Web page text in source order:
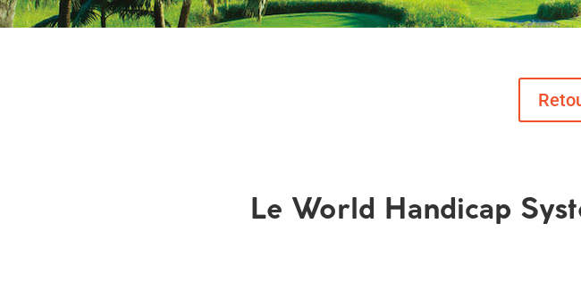
Le World Handicap